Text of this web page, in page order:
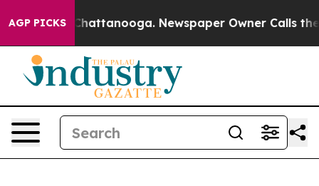
AGP PICKS
in Chattanooga. Newspaper Owner Calls the